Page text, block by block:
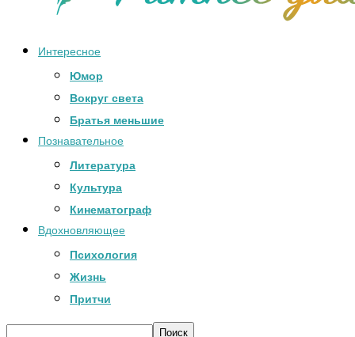
Интересное
Юмор
Вокруг света
Братья меньшие
Познавательное
Литература
Культура
Кинематограф
Вдохновляющее
Психология
Жизнь
Притчи